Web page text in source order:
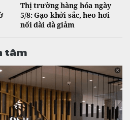
Thị trường hàng hóa ngày
5/8: Gạo khởi sắc, heo hơi
nối dài đà giảm
tâm